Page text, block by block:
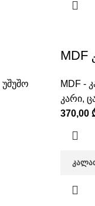
უშუშო
MDF
MDF -
კარი,
370,00